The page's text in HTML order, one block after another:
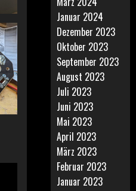
Januar 2024
Dezember 2023
Oktober 2023
September 2023
August 2023
Juli 2023
Juni 2023
Mai 2023
April 2023
März 2023
Februar 2023
Januar 2023